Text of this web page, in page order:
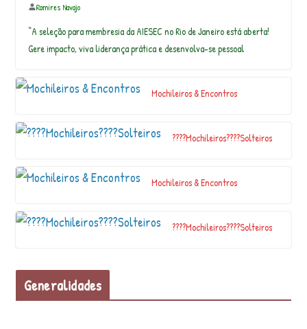
Cachoeira do Lajeado – Serro MG…
Há 112 anos ocorreu a conquista do
me envolve. Começo de noite, em algum
Acompanhe conosco, nessa sexta-feira no @globoreporter, uma
Araquem Oficial
Ramires Navajo
“A seleção para membresia da AIESEC no Rio de Janeiro está aberta!
Gere impacto, viva liderança prática e desenvolva-se pessoal
Mochileiros & Encontros
????Mochileiros????Solteiros
Mochileiros & Encontros
????Mochileiros????Solteiros
Generalidades